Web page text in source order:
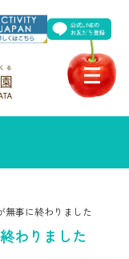
無事に終わりました
わりました